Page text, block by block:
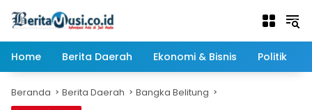
Home
Berita Daerah Ekonomi & Bisnis Politik
Beranda Berita Daerah Bangka Belitung